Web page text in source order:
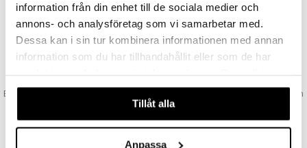
information från din enhet till de sociala medier och
annons- och analysföretag som vi samarbetar med.
Dessa kan i sin tur kombinera informationen med annan
information som du har tillhandahållit eller som de har
våra cookies vid fortsatt användande av vår webbplats.
Tillåt alla
Anpassa
VAD KOSTAR FRAKTEN?
Vi erbjuder fri frakt från 350 kr. Vår gräns för fraktfri leverans bestäms
utifån vilken avdelning du handlar från. Läs mer här »
Beställningar lagda före 14:00 (gäller varor i lager) skickas normalt ut från
oss samma dag.
GODKÄND AV LÄKEMEDELSVERKET
EU-logotypen är symbolen som visar att vi är godkända av